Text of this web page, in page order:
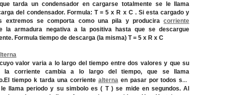
tarda un condensador en cargarse totalmente se le llama
del condensador. Formula: T = 5 x R x C . Si esta cargado y
extremos se comporta como una pila y produciracorriente
la armadura negativa a la positiva hasta que se descargue
Formula tiempo de descarga (la misma) T = 5 x R x C
valor varia a lo largo del tiempo entre dos valores y que su
la corriente cambia a lo largo del tiempo, que se llama
tiempo k tarda una corriente alternaen pasar por todos sus
llama periodo y su simbolo es ( T ) se mide en segundos. Al